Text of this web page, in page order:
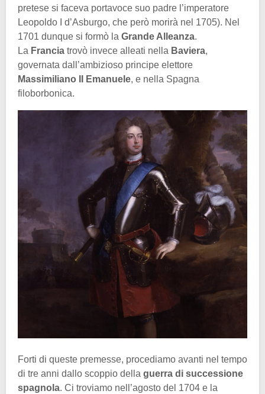
pretese si faceva portavoce suo padre l’imperatore
Leopoldo I d’Asburgo, che però morirà nel 1705). Nel
1701 dunque si formò la Grande Alleanza.
La Francia trovò invece alleati nella Baviera,
governata dall’ambizioso principe elettore
Massimiliano II Emanuele, e nella Spagna
filoborbonica.
Forti di queste premesse, procediamo avanti nel tempo
di tre anni dallo scoppio della guerra di successione
spagnola. Ci troviamo nell’agosto del 1704 e la